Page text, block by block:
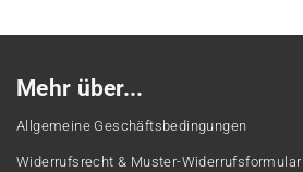
Mehr über...
Allgemeine Geschäftsbedingungen
Widerrufsrecht & Muster-Widerrufsformular